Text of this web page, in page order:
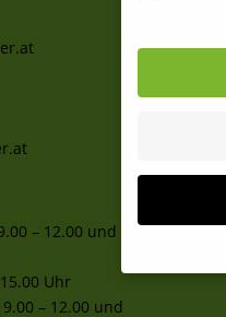
– 12.00 und
Uhr
– 12.00 und